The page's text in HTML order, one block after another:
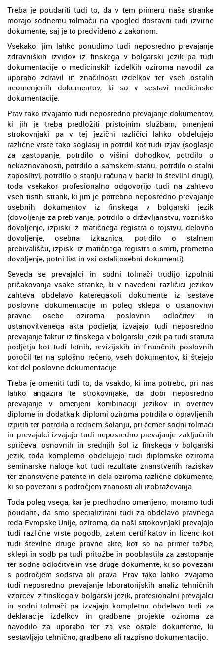
Treba je poudariti tudi to, da v tem primeru naše stranke
morajo sodnemu tolmaču na vpogled dostaviti tudi izvirne
dokumente, saj je to predvideno z zakonom.
Vsekakor jim lahko ponudimo tudi neposredno prevajanje
zdravniških izvidov iz finskega v bolgarski jezik pa tudi
dokumentacije o medicinskih izdelkih oziroma navodil za
uporabo zdravil in značilnosti izdelkov ter vseh ostalih
neomenjenih dokumentov, ki so v sestavi medicinske
dokumentacije.
Prav tako izvajamo tudi neposredno prevajanje dokumentov,
ki jih je treba predložiti pristojnim službam, omenjeni
strokovnjaki pa v tej jezični različici lahko obdelujejo
različne vrste tako soglasij in potrdil kot tudi izjav (soglasje
za zastopanje, potrdilo o višini dohodkov, potrdilo o
nekaznovanosti, potrdilo o samskem stanu, potrdilo o stalni
zaposlitvi, potrdilo o stanju računa v banki in številni drugi),
toda vsekakor profesionalno odgovorijo tudi na zahtevo
vseh tistih strank, ki jim je potrebno neposredno prevajanje
osebnih dokumentov iz finskega v bolgarski jezik
(dovoljenje za prebivanje, potrdilo o državljanstvu, vozniško
dovoljenje, izpiski iz matičnega registra o rojstvu, delovno
dovoljenje, osebna izkaznica, potrdilo o stalnem
prebivališču, izpiski iz matičnega registra o smrti, prometno
dovoljenje, potni list in vsi ostali osebni dokumenti).
Seveda se prevajalci in sodni tolmači trudijo izpolniti
pričakovanja vsake stranke, ki v navedeni različici jezikov
zahteva obdelavo kateregakoli dokumente iz sestave
poslovne dokumentacije in poleg sklepa o ustanovitvi
pravne osebe oziroma poslovnih odločitev in
ustanovitvenega akta podjetja, izvajajo tudi neposredno
prevajanje faktur iz finskega v bolgarski jezik pa tudi statuta
podjetja kot tudi letnih, revizijskih in finančnih poslovnih
poročil ter na splošno rečeno, vseh dokumentov, ki štejejo
kot del poslovne dokumentacije.
Treba je omeniti tudi to, da vsakdo, ki ima potrebo, pri nas
lahko angažira te strokovnjake, da dobi neposredno
prevajanje v omenjeni kombinaciji jezikov in overitev
diplome in dodatka k diplomi oziroma potrdila o opravljenih
izpitih ter potrdila o rednem šolanju, pri čemer sodni tolmači
in prevajalci izvajajo tudi neposredno prevajanje zaključnih
spričeval osnovnih in srednjih šol iz finskega v bolgarski
jezik, toda kompletno obdelujejo tudi diplomske oziroma
seminarske naloge kot tudi rezultate znanstvenih raziskav
ter znanstvene patente in dela oziroma različne dokumente,
ki so povezani s področjem znanosti ali izobraževanja.
Toda poleg vsega, kar je predhodno omenjeno, moramo tudi
poudariti, da smo specializirani tudi za obdelavo pravnega
reda Evropske Unije, oziroma, da naši strokovnjaki prevajajo
tudi različne vrste pogodb, zatem certifikatov in licenc kot
tudi številne druge pravne akte, kot so na primer tožbe,
sklepi in sodb pa tudi pritožbe in pooblastila za zastopanje
ter sodne odločitve in vse druge dokumente, ki so povezani
s področjem sodstva ali prava. Prav tako lahko izvajamo
tudi neposredno prevajanje laboratorijskih analiz tehničnih
vzorcev iz finskega v bolgarski jezik, profesionalni prevajalci
in sodni tolmači pa izvajajo kompletno obdelavo tudi za
deklaracije izdelkov in gradbene projekte oziroma za
navodilo za uporabo ter za vse ostale dokumente, ki
sestavljajo tehnično, gradbeno ali razpisno dokumentacijo.